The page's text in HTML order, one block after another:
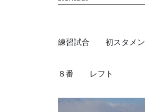
練習試合 初スタメン
８番 レフト